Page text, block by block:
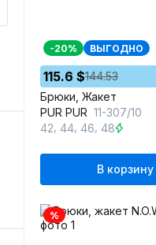
-20% ВЫГОДНО
115.6 $144.53
Брюки, Жакет
PUR PUR 11-307/10
42 44 46 48
В корзину
%